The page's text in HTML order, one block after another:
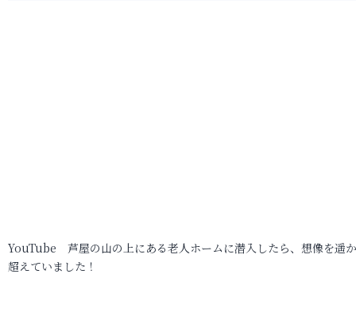
YouTube 芦屋の山の上にある老人ホームに潜入したら、想像を遥
超えていました！